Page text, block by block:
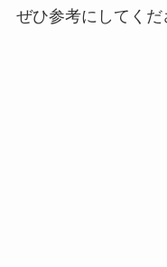
ぜひ参考にしてくだ